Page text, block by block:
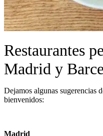
Restaurantes
Madrid y
Dejamos algunas sugerencias
bienvenidos:
Madrid